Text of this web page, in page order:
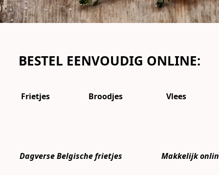
BESTEL EENVOUDIG ONLINE:
Frietjes Broodjes Vlees
Dagverse Belgische frietjes Makkelijk